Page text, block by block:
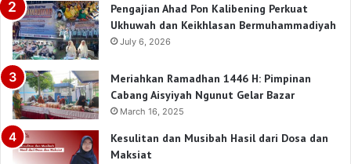
Pengajian Ahad Pon Kalibening Perkuat
Ukhuwah dan Keikhlasan Bermuhammadiyah
July 6, 2026
Meriahkan Ramadhan 1446 H: Pimpinan
Cabang Aisyiyah Ngunut Gelar Bazar
March 16, 2025
Kesulitan dan Musibah Hasil dari Dosa dan
Maksiat